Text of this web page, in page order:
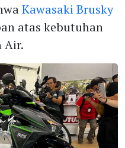
Kawasaki Brusky
atas kebutuhan
Air.